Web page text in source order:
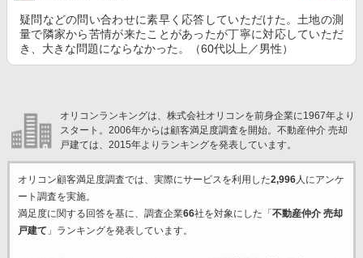
疑問などの問い合わせに素早く応答していただけた。土地の測
量で隣家から苦情が来たことがあったが丁寧に対応していただ
き、大きな問題にならなかった。（60代以上／男性）
オリコンランキングは、株式会社オリコンを前身企業に1967年より
スタート。2006年からは顧客満足度調査を開始。不動産仲介 売却
戸建ては、2015年よりランキングを発表しています。
オリコン顧客満足度調査では、実際にサービスを利用した2,996人にアンケ
ート調査を実施。
満足度に関する回答を基に、調査企業66社を対象にした「 不動産仲介 売却
戸建て 」ランキングを発表しています。